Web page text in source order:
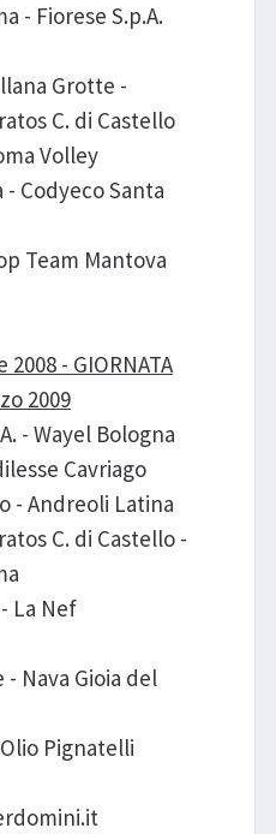
- Fiorese S.p.A.
Grotte -
C. di Castello
Volley
Codyeco Santa
Team Mantova
- GIORNATA
2009
- Wayel Bologna
Cavriago
- Andreoli Latina
C. di Castello -
La Nef
- Nava Gioia del
Pignatelli